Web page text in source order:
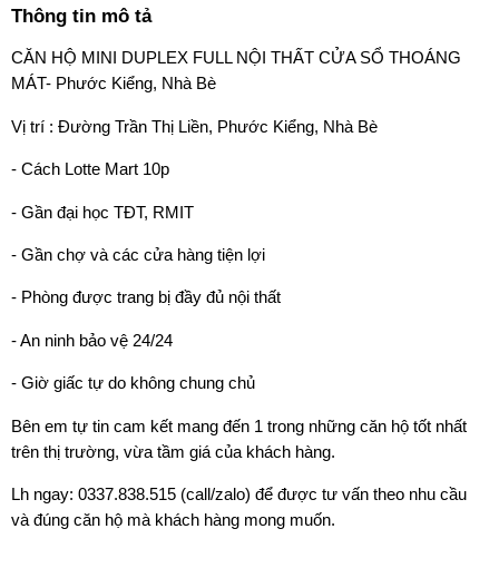
Thông tin mô tả
CĂN HỘ MINI DUPLEX FULL NỘI THẤT CỬA SỔ THOÁNG
MÁT- Phước Kiểng, Nhà Bè
Vị trí : Đường Trần Thị Liền, Phước Kiểng, Nhà Bè
- Cách Lotte Mart 10p
- Gần đại học TĐT, RMIT
- Gần chợ và các cửa hàng tiện lợi
- Phòng được trang bị đầy đủ nội thất
- An ninh bảo vệ 24/24
- Giờ giấc tự do không chung chủ
Bên em tự tin cam kết mang đến 1 trong những căn hộ tốt nhất
trên thị trường, vừa tầm giá của khách hàng.
Lh ngay: 0337.838.515 (call/zalo) để được tư vấn theo nhu cầu
và đúng căn hộ mà khách hàng mong muốn.